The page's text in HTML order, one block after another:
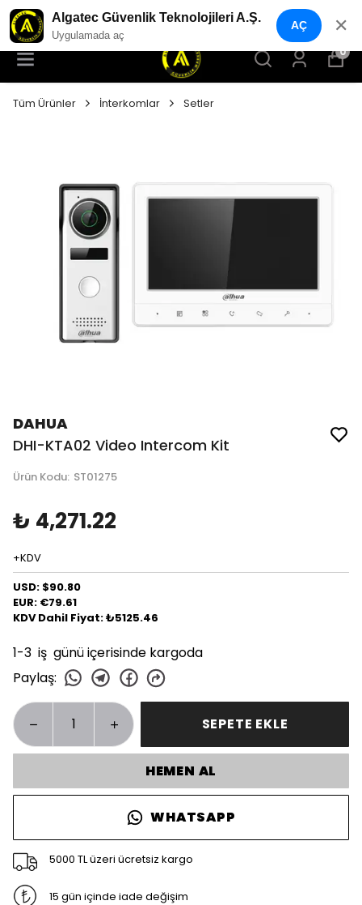
YENI NESIL GÜVENLIK GEÇIŞ SISTEMLERI
0
Tüm Ürünler İnterkomlar Setler
DAHUA
DHI-KTA02 Video Intercom Kit
Ürün Kodu: ST01275
₺ 4,271.22
+KDV
USD: $90.80
EUR: €79.61
KDV Dahil Fiyat: ₺5125.46
1-3 iş günü içerisinde kargoda
Paylaş:
SEPETE EKLE
HEMEN AL
WHATSAPP
5000 TL üzeri ücretsiz kargo
15 gün içinde iade değişim
Algatec Güvenlik Teknolojileri A.Ş.
Uygulamada aç
AÇ ✕